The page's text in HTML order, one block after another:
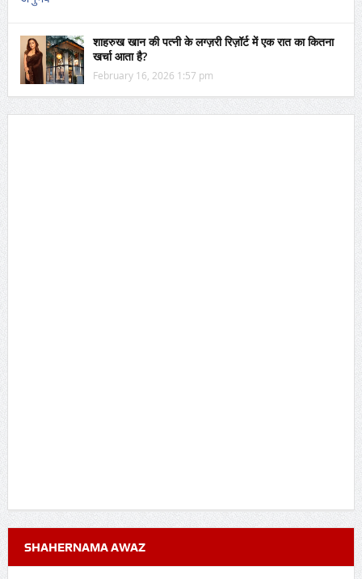
शाहरुख खान की पत्नी के लग्ज़री रिज़ॉर्ट में एक रात का कितना
खर्चा आता है?
February 16, 2026 1:57 pm
SHAHERNAMA AWAZ